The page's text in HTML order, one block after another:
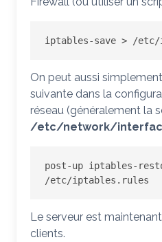
iptables-save > /
On peut aussi
suivante dans la
réseau (généralement la
/etc/network/
post-up iptables-
/etc/iptables.rules
Le serveur est
clients.